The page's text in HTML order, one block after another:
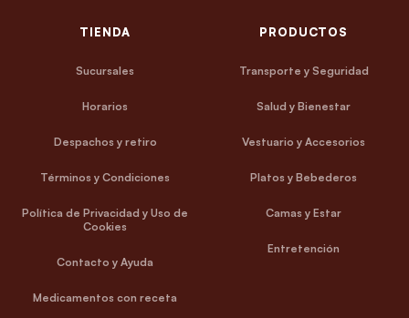
TIENDA
Sucursales
Horarios
Despachos y retiro
Términos y Condiciones
Política de Privacidad y Uso de
Cookies
Contacto y Ayuda
Medicamentos con receta
PRODUCTOS
Transporte y Seguridad
Salud y Bienestar
Vestuario y Accesorios
Platos y Bebederos
Camas y Estar
Entretención